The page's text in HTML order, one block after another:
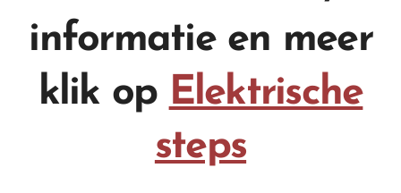
informatie en meer
klik op Elektrische
steps